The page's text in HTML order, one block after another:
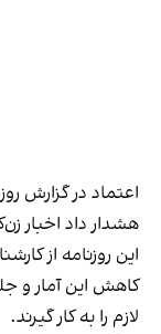
هشدار داد اخبار
این روزنامه از
کاهش این آمار و
لازم را به کار گیرند.